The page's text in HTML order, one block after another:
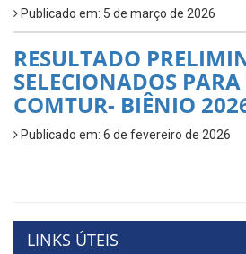
Publicado em: 5 de março de 2026
RESULTADO
SELECIONADOS
COMTUR- BIÊNIO
Publicado em: 6 de fevereiro de 2026
LINKS ÚTEIS